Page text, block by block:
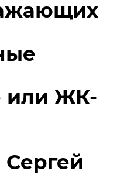
или ЖК-